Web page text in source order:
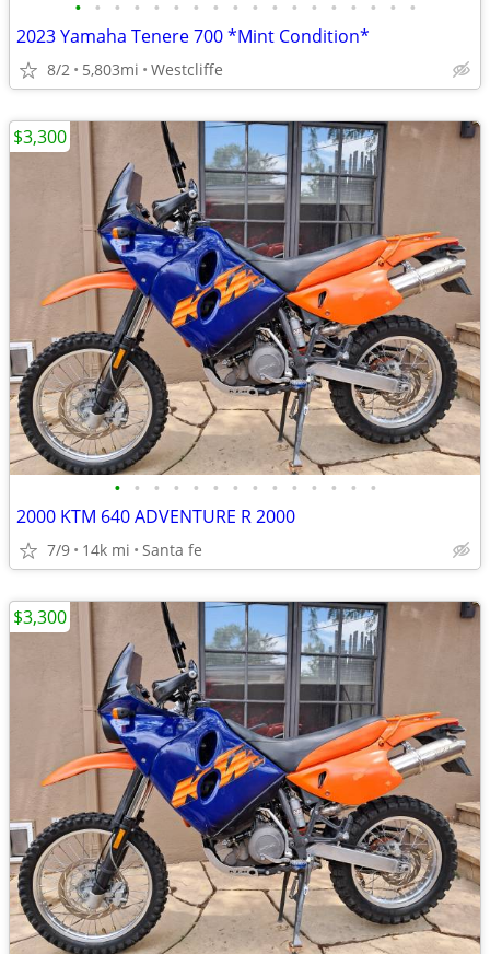
• • • • • • • • • • • • • • • • • •
2023 Yamaha Tenere 700 *Mint Condition*
8/2 5,803mi Westcliffe
• • • • • • • • • • • • • •
2000 KTM 640 ADVENTURE R 2000
7/9 14k mi Santa fe
$3,300
$3,300